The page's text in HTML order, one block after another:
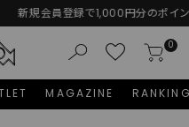
イントプレゼント！
0
MAGAZINE